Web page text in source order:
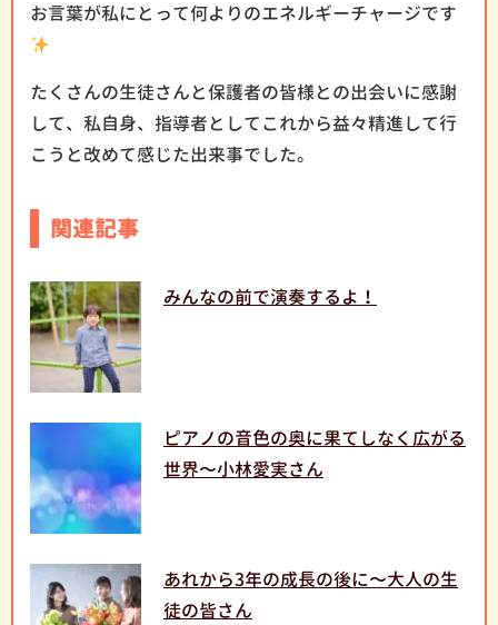
お言葉が私にとって何よりのエネルギーチャージです
たくさんの生徒さんと保護者の皆様との出会いに感謝
して、私自身、指導者としてこれから益々精進して行
こうと改めて感じた出来事でした。
関連記事
みんなの前で演奏するよ！
ピアノの音色の奥に果てしなく広がる
世界〜小林愛実さん
あれから3年の成長の後に〜大人の生
徒の皆さん